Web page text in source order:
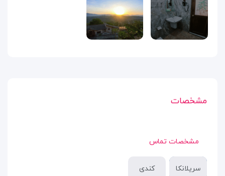
مشخصات
مشخصات تماس
سریلانکا کندی